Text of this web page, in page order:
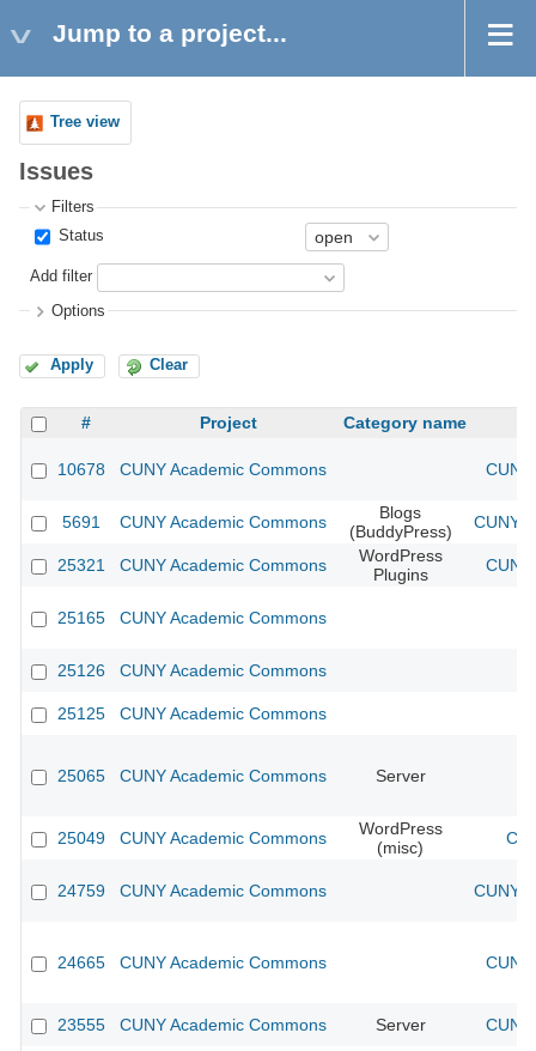
Jump to a project...
Tree view
Issues
Filters
Status
Add filter
Options
Apply Clear
# Project Category name
10678 CUNY Academic Commons
5691 CUNY Academic Commons
Blogs
(BuddyPress)
CUNY
25321 CUNY Academic Commons
WordPress
Plugins
25165 CUNY Academic Commons
25126 CUNY Academic Commons
25125 CUNY Academic Commons
25065 CUNY Academic Commons Server
25049 CUNY Academic Commons
WordPress
(misc)
24759 CUNY Academic Commons CUNY
24665 CUNY Academic Commons
23555 CUNY Academic Commons Server